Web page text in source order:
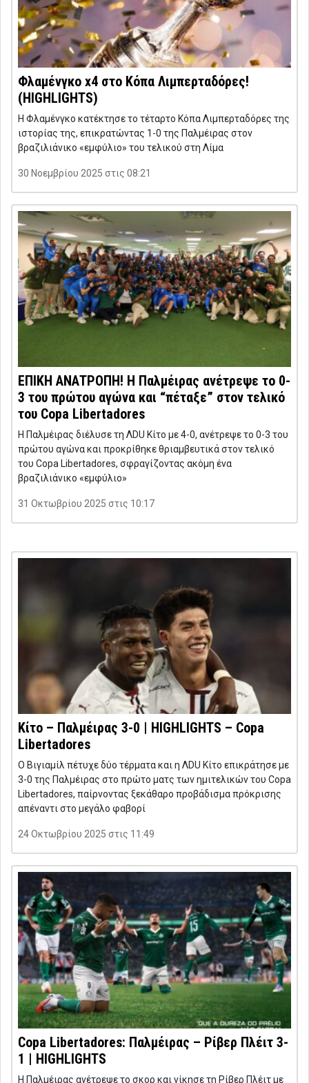
Φλαμένγκο x4 στο Κόπα Λιμπερταδόρες!
(HIGHLIGHTS)
Η Φλαμένγκο κατέκτησε το τέταρτο Κόπα Λιμπερταδόρες της
ιστορίας της, επικρατώντας 1-0 της Παλμέιρας στον
βραζιλιάνικο «εμφύλιο» του τελικού στη Λίμα
30 Νοεμβρίου 2025 στις 08:21
ΕΠΙΚΗ ΑΝΑΤΡΟΠΗ! Η Παλμέιρας ανέτρεψε το 0-
3 του πρώτου αγώνα και “πέταξε” στον τελικό
του Copa Libertadores
Η Παλμέιρας διέλυσε τη ΛDU Κίτο με 4-0, ανέτρεψε το 0-3 του
πρώτου αγώνα και προκρίθηκε θριαμβευτικά στον τελικό
του Copa Libertadores, σφραγίζοντας ακόμη ένα
βραζιλιάνικο «εμφύλιο»
31 Οκτωβρίου 2025 στις 10:17
Κίτο – Παλμέιρας 3-0 | HIGHLIGHTS – Copa
Libertadores
Ο Βιγιαμίλ πέτυχε δύο τέρματα και η ΛDU Κίτο επικράτησε με
3-0 της Παλμέιρας στο πρώτο ματς των ημιτελικών του Copa
Libertadores, παίρνοντας ξεκάθαρο προβάδισμα πρόκρισης
απέναντι στο μεγάλο φαβορί
24 Οκτωβρίου 2025 στις 11:49
Copa Libertadores: Παλμέιρας – Ρίβερ Πλέιτ 3-
1 | HIGHLIGHTS
Η Παλμέιρας ανέτρεψε το σκορ και νίκησε τη Ρίβερ Πλέιτ με